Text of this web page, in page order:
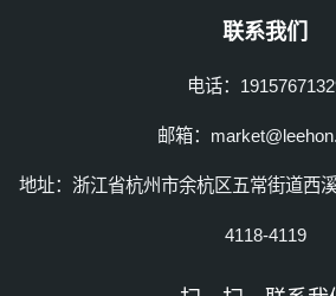
联系我们
电话：
邮箱：
地址：浙江省杭州市余杭区五常街道西
4118-4119